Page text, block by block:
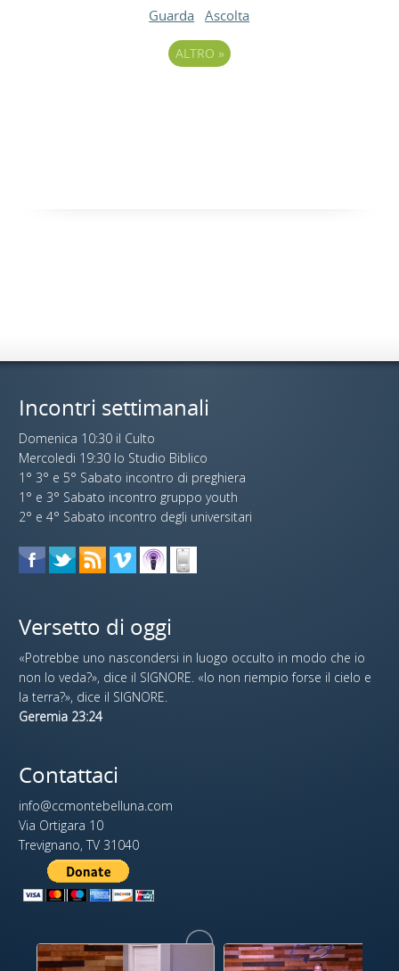
Guarda Ascolta
ALTRO »
Incontri settimanali
Domenica 10:30 il Culto
Mercoledi 19:30 lo Studio Biblico
1° 3° e 5° Sabato incontro di preghiera
1° e 3° Sabato incontro gruppo youth
2° e 4° Sabato incontro degli universitari
Versetto di oggi
«Potrebbe uno nascondersi in luogo occulto in modo che io
non lo veda?», dice il SIGNORE. «Io non riempio forse il cielo e
la terra?», dice il SIGNORE.
Geremia 23:24
Contattaci
info@ccmontebelluna.com
Via Ortigara 10
Trevignano, TV 31040